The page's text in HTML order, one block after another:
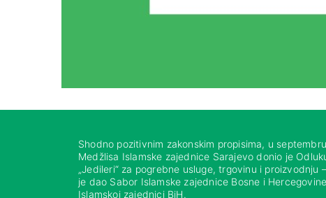
Shodno pozitivnim zakonskim propisima, u
Medžlisa Islamske zajednice Sarajevo donio je
„Jedileri“ za pogrebne usluge, trgovinu i proizvodnju
je dao Sabor Islamske zajednice Bosne i
Islamskoj zajednici BiH.